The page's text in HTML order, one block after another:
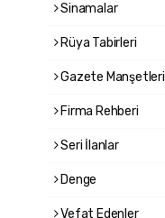
Sinamalar
Rüya Tabirleri
Gazete Manşetleri
Firma Rehberi
Seri İlanlar
Denge
Vefat Edenler